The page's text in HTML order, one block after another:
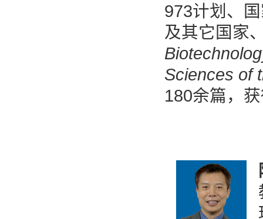
973计划、
及其它国家
Sciences of
180余篇，